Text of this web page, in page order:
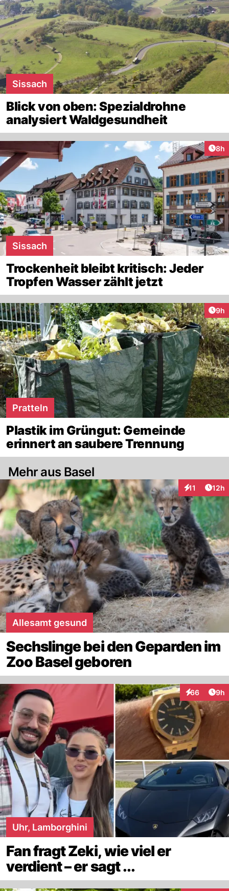
Sissach
Blick von oben: Spezialdrohne
analysiert Waldgesundheit
8h
Sissach
Trockenheit bleibt kritisch: Jeder
Tropfen Wasser zählt jetzt
9h
Pratteln
Plastik im Grüngut: Gemeinde
erinnert an saubere Trennung
Mehr aus Basel
11
Interaktionen
12h
Allesamt gesund
Sechslinge bei den Geparden im
Zoo Basel geboren
66
Interaktionen
9h
Uhr, Lamborghini
Fan fragt Zeki, wie viel er
verdient – er sagt ...